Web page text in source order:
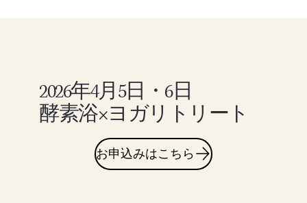
2026年4月5日・6日
酵素浴×ヨガリトリート
お申込みはこちら